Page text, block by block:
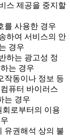
스 제공을 중지할
를 사용한 경우
하여 서비스의 안
경우
하는 광고성 정
는 경우
작동이나 정보 등
퓨터 바이러스
는 경우
회로부터의 이용
유권해석 상의 불